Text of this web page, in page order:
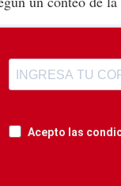
Acepto las